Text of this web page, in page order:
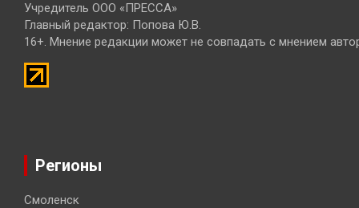
Учредитель ООО «ПРЕССА»
Главный редактор: Попова Ю.В.
16+. Мнение редакции может не совпадать с мнением
Регионы
Смоленск